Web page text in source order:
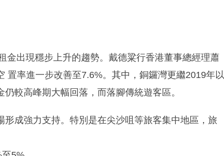
金出現穩步上升的趨勢。戴德粱行香港董事總經理蕭
置率進一步改善至7.6%。其中，銅鑼灣更繼2019年以
較高峰期大幅回落，而落腳傳統遊客區。
成強力支持。特別是在尖沙咀等旅客集中地區，旅